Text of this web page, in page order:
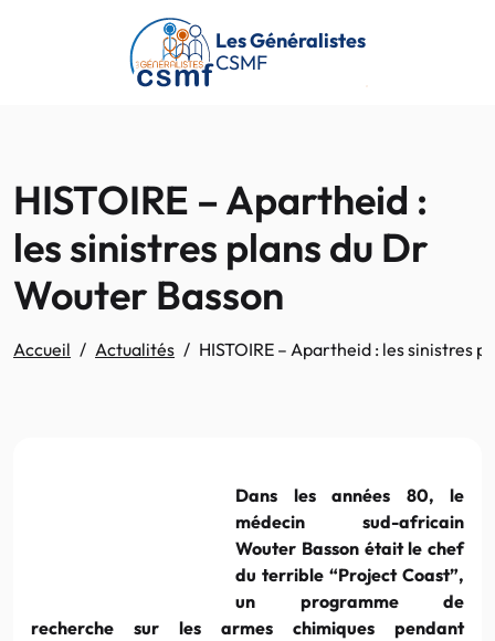
Passer au contenu principal
Les Généralistes
CSMF
HISTOIRE – Apartheid :
les sinistres plans du Dr
Wouter Basson
Accueil Actualités HISTOIRE – Apartheid : les sinistres
Dans les années 80, le
médecin sud-africain
Wouter Basson était le chef
du terrible “Project Coast”,
un programme de
recherche sur les armes chimiques pendant